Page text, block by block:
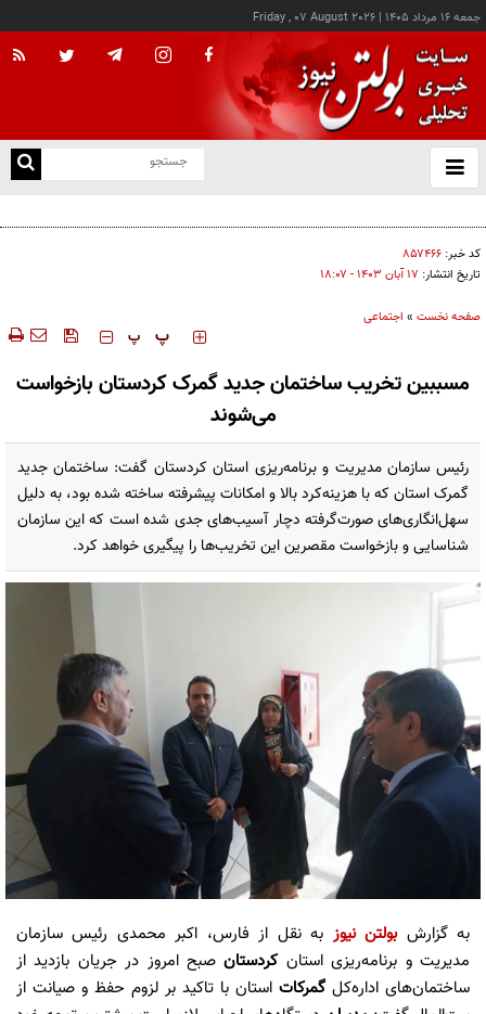
جمعه ۱۶ مرداد ۱۴۰۵ |
Friday , 07 August 2026
باز
و
کد خبر: ۸۵۷۴۶۶
تاریخ انتشار: ۱۷ آبان ۱۴۰۳ - ۱۸:۰۷
صفحه نخست » اجتماعی
‍‍‍ پ پ
مسببین تخریب ساختمان جدید گمرک کردستان بازخواست
می‌شوند
رئیس سازمان مدیریت و برنامه‌ریزی استان کردستان گفت: ساختمان جدید
گمرک استان که با هزینه‌کرد بالا و امکانات پیشرفته ساخته شده بود، به دلیل
سهل‌انگاری‌های صورت‌گرفته دچار آسیب‌های جدی شده است که این سازمان
شناسایی و بازخواست مقصرین این تخریب‌ها را پیگیری خواهد کرد.
به گزارش بولتن نیوز به نقل از فارس، اکبر محمدی رئیس سازمان
مدیریت و برنامه‌ریزی استانکردستان صبح امروز در جریان بازدید از
ساختمان‌های اداره‌کلگمرکات استان با تاکید بر لزوم حفظ و صیانت از